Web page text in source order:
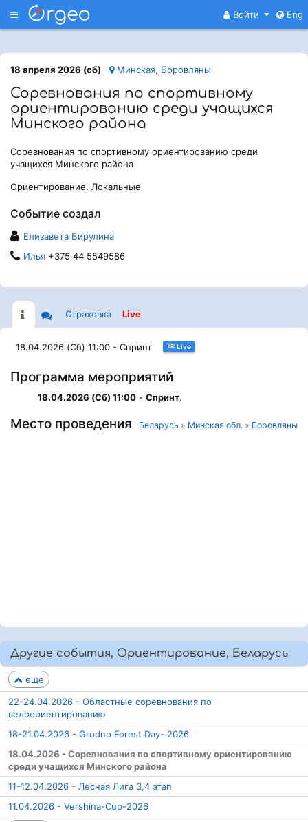
Меню Войти Eng
18 апреля 2026 (сб) Минская, Боровляны
Соревнования по спортивному
ориентированию среди учащихся
Минского района
Соревнования по спортивному ориентированию среди
учащихся Минского района
Ориентирование, Локальные
Событие создал
Елизавета Бирулина
Илья +375 44 5549586
Страховка Live
18.04.2026 (Сб) 11:00 - Спринт Live
Программа мероприятий
18.04.2026 (Сб) 11:00 - Спринт.
Место проведения Беларусь » Минская обл. » Боровляны
Другие события, Ориентирование, Беларусь
еще
22-24.04.2026 - Областные соревнования по
велоориентированию
18-21.04.2026 - Grodno Forest Day- 2026
18.04.2026 - Соревнования по спортивному ориентированию
среди учащихся Минского района
11-12.04.2026 - Лесная Лига 3,4 этап
11.04.2026 - Vershina-Cup-2026